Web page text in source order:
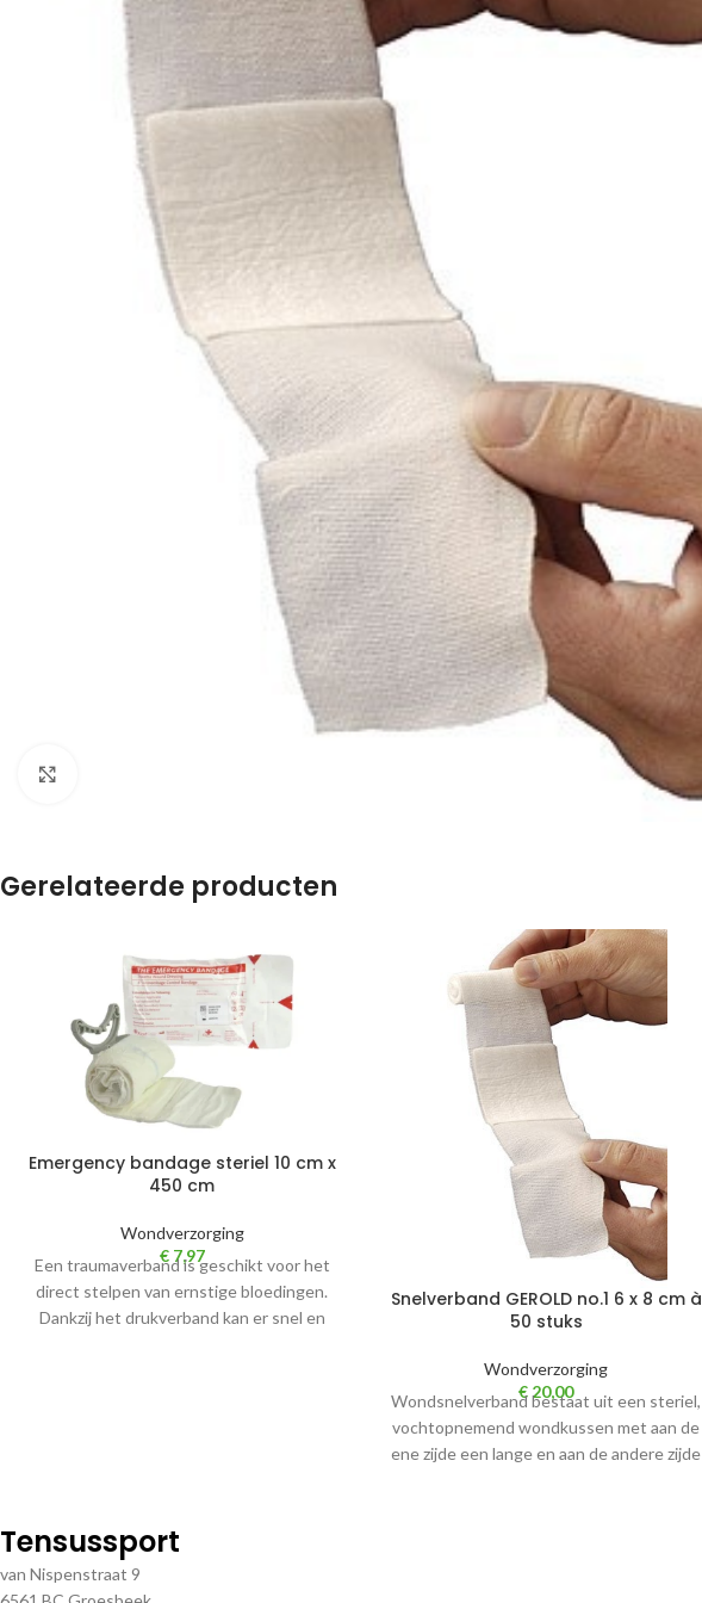
Gerelateerde producten
Emergency bandage steriel 10 cm x
450 cm
Wondverzorging
€7,97
Een traumaverband is geschikt voor het
direct stelpen van ernstige bloedingen.
Dankzij het drukverband kan er snel en
Snelverband GEROLD no.1 6 x 8 cm à
50 stuks
Wondverzorging
€20,00
Wondsnelverband bestaat uit een steriel,
vochtopnemend wondkussen met aan de
ene zijde een lange en aan de andere zijde
Tensussport
van Nispenstraat 9